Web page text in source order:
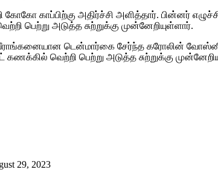
காப்பிற்கு அதிர்ச்சி அளித்தார். பின்னர்
பெற்று அடுத்த சுற்றுக்கு முன்னேறியுள்ளார்.
டென்மார்கை சேர்ந்த கரோலின்
வெற்றி பெற்று அடுத்த சுற்றுக்கு
29, 2023